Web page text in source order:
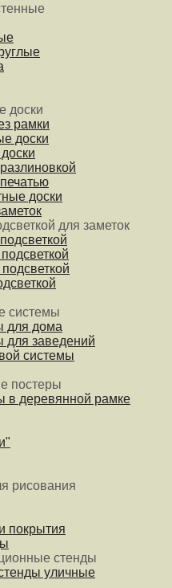
доски
рамки
доски
доски
для заметок
системы
для дома
для заведений
системы
постеры
в деревянной рамке
рисования
покрытия
стенды
уличные